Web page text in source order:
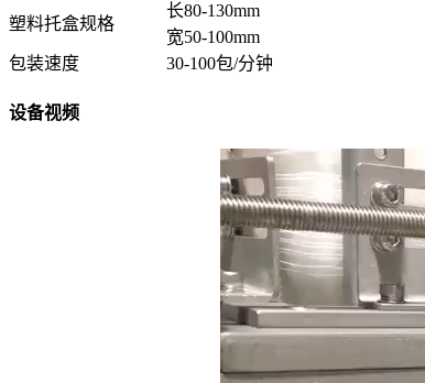
塑料托盒规格
长80-130mm
宽50-100mm
包装速度
30-100包/分钟
设备视频